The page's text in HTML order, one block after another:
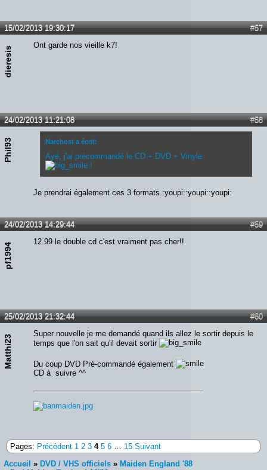
#57
15/02/2013 19:30:17
dieresis
Ont garde nos vieille k7!
#58
24/02/2013 11:21:08
Phil93 Narchost a écrit:
Ayé, j'ai précommandé le CD + DVD + Vinyle
!
Je prendrai également ces 3 formats.:youpi::youpi::youpi:
#59
24/02/2013 14:29:44
pf1994
12.99 le double cd c'est vraiment pas cher!!
#60
25/02/2013 21:32:44
Matthi23
Super nouvelle je me demandé quand ils allez le sortir depuis le
temps que l'on sait qu'il devait sortir
Du coup DVD Pré-commandé également
CD à suivre ^^
Pages: Précédent 1 2 3 4 5 6 … 15 Suivant
Accueil » DVD / VHS officiels » Maiden England '88